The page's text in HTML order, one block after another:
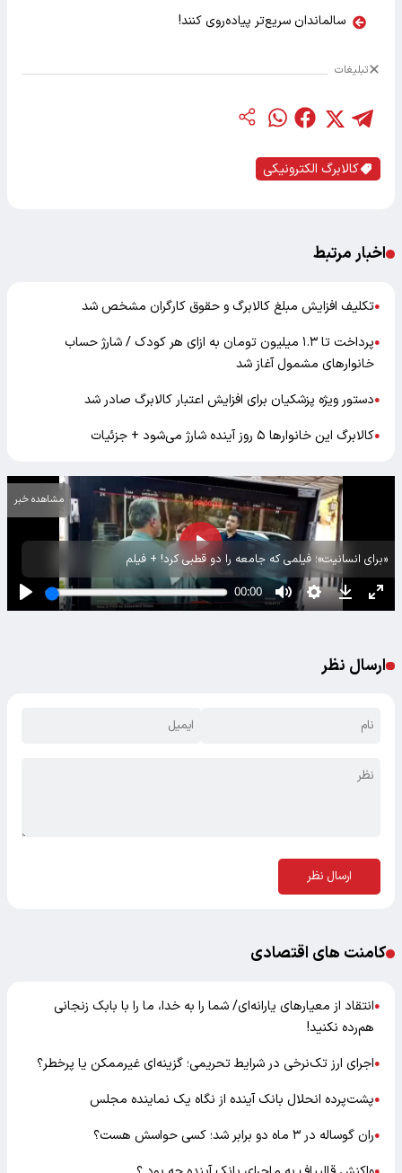
سالماندان سریع‌تر پیاده‌روی کنند!
تبلیغات
کالابرگ الکترونیکی
اخبار مرتبط
●تکلیف افزایش مبلغ کالابرگ و حقوق کارگران مشخص شد
●
پرداخت تا ۱.۳ میلیون تومان به ازای هر کودک / شارژ حساب
خانوارهای مشمول آغاز شد
●دستور ویژه پزشکیان برای افزایش اعتبار کالابرگ صادر شد
●کالابرگ این خانوار‌ها ۵ روز آینده شارژ می‌شود + جزئیات
«برای انسانیت»؛ فیلمی که جامعه را دو قطبی کرد! + فیلم
مشاهده خبر
ارسال نظر
ارسال نظر
کامنت های اقتصادی
●انتقاد از معیارهای یارانه‌ای/ شما را به خدا، ما را با بابک زنجانی
هم‌رده نکنید!
●اجرای ارز تک‌نرخی در شرایط تحریمی؛ گزینه‌ای غیرممکن یا پرخطر؟
●پشت‌پرده انحلال بانک آینده از نگاه یک نماینده مجلس
●ران گوساله در ۳ ماه دو برابر شد؛ کسی حواسش هست؟